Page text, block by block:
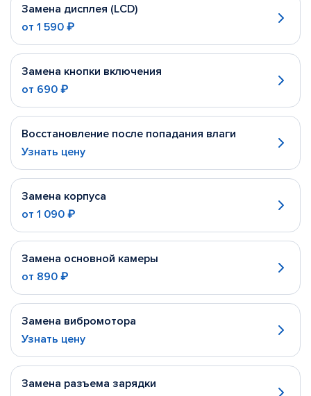
Замена дисплея (LCD)
от 1 590 ₽
Замена кнопки включения
от 690 ₽
Восстановление после попадания влаги
Узнать цену
Замена корпуса
от 1 090 ₽
Замена основной камеры
от 890 ₽
Замена вибромотора
Узнать цену
Замена разъема зарядки